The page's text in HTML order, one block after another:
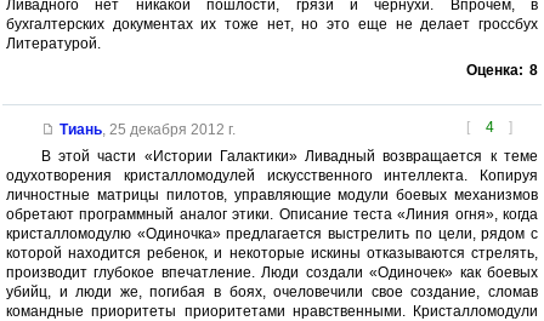
Ливадного нет никакой пошлости, грязи и чернухи. Впрочем, в
бухгалтерских документах их тоже нет, но это еще не делает гроссбух
Литературой.
Оценка: 8
[ 4 ]
Тиань, 25 декабря 2012 г.
В этой части «Истории Галактики» Ливадный возвращается к теме
одухотворения кристалломодулей искусственного интеллекта. Копируя
личностные матрицы пилотов, управляющие модули боевых механизмов
обретают программный аналог этики. Описание теста «Линия огня», когда
кристалломодулю «Одиночка» предлагается выстрелить по цели, рядом с
которой находится ребенок, и некоторые искины отказываются стрелять,
производит глубокое впечатление. Люди создали «Одиночек» как боевых
убийц, и люди же, погибая в боях, очеловечили свое создание, сломав
командные приоритеты приоритетами нравственными. Кристалломодули